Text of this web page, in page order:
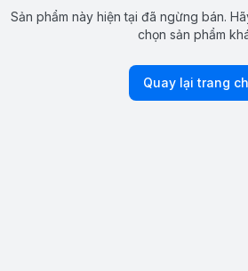
Sản phẩm này hiện tại đã ngừng bán.
chọn sản phẩm
Quay lại trang